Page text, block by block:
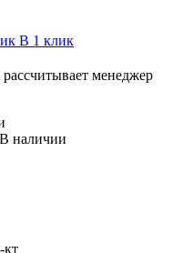
В 1 клик
менеджер
В наличии
кт